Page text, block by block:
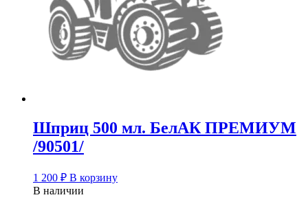
Шприц 500 мл. БелАК ПРЕМИУМ
/90501/
1 200 ₽ В корзину
В наличии